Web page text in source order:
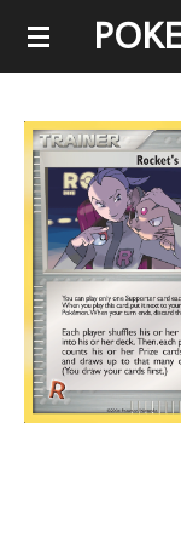
Ga
de
hoofdinhoud